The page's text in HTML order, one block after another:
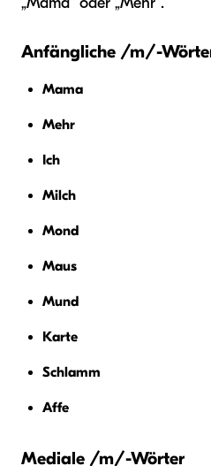
Anfängliche /m/-
Mama
Mehr
Ich
Milch
Mond
Maus
Mund
Karte
Schlamm
Affe
Mediale /m/-Wörter